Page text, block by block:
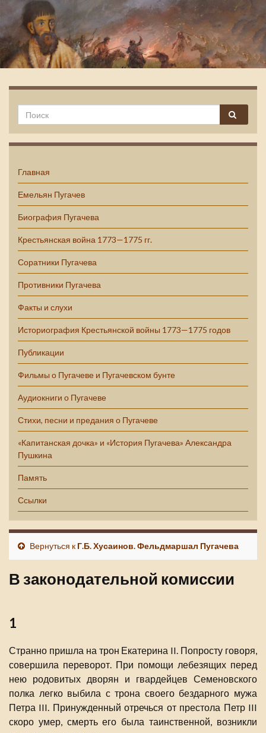
Емельян Пугачев
Главная
Емельян Пугачев
Биография Пугачева
Крестьянская война 1773—1775 гг.
Соратники Пугачева
Противники Пугачева
Факты и слухи
Историография Крестьянской войны 1773—1775 годов
Публикации
Фильмы о Пугачеве и Пугачевском бунте
Аудиокниги о Пугачеве
Стихи, песни и предания о Пугачеве
«Капитанская дочка» и «История Пугачева» Александра
Пушкина
Память
Ссылки
Вернуться к Г.Б. Хусаинов. Фельдмаршал Пугачева
В законодательной комиссии
1
Странно пришла на трон Екатерина II. Попросту говоря,
совершила переворот. При помощи лебезящих перед
нею родовитых дворян и гвардейцев Семеновского
полка легко выбила с трона своего бездарного мужа
Петра III. Принужденный отречься от престола Петр III
скоро умер, смерть его была таинственной, возникли